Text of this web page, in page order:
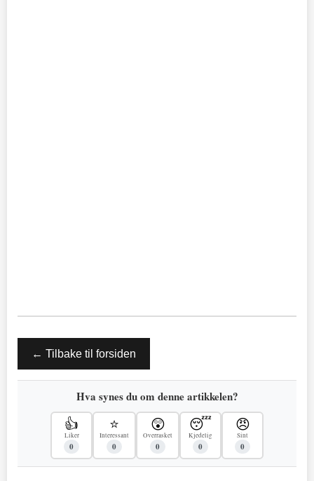
← Tilbake til forsiden
Hva synes du om denne artikkelen?
👍
Liker
0
⭐
Interessant
0
😲
Overrasket
0
😴
Kjedelig
0
😠
Sint
0